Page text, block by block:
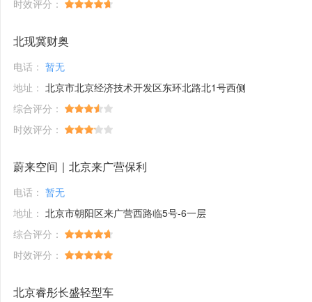
时效评分：
北现冀财奥
电话： 暂无
地址： 北京市北京经济技术开发区东环北路北1号西侧
综合评分：
时效评分：
蔚来空间｜北京来广营保利
电话： 暂无
地址： 北京市朝阳区来广营西路临5号-6一层
综合评分：
时效评分：
北京睿彤长盛轻型车